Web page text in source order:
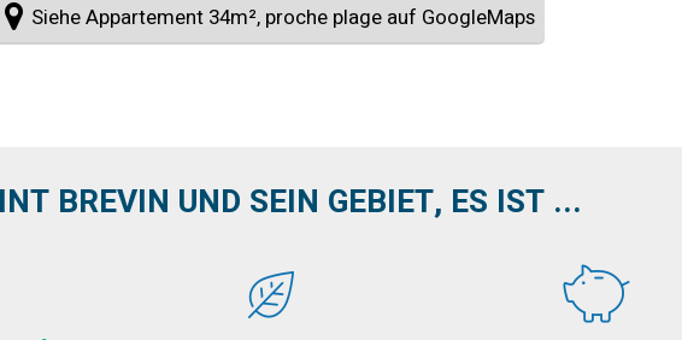
Siehe Appartement 34m², proche plage auf GoogleMaps
BREVIN UND SEIN GEBIET, ES IST ...